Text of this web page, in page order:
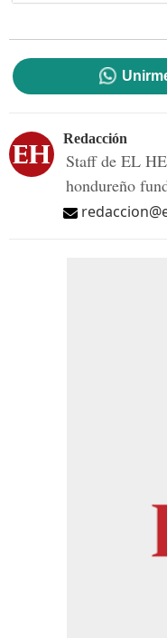
Redacción
Staff de EL
hondureño